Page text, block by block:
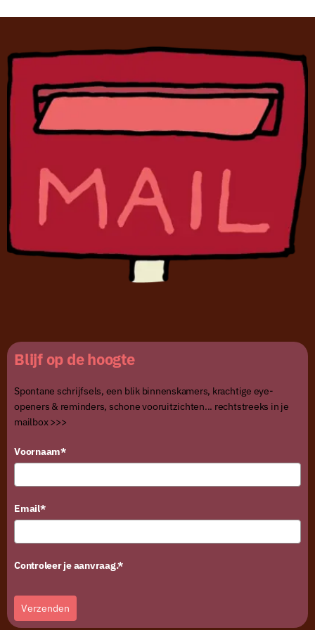
Blijf op de hoogte
Spontane schrijfsels, een blik binnenskamers, krachtige eye-
openers & reminders, schone vooruitzichten... rechtstreeks in je
mailbox >>>
Voornaam*
Email*
Controleer je aanvraag.*
Verzenden